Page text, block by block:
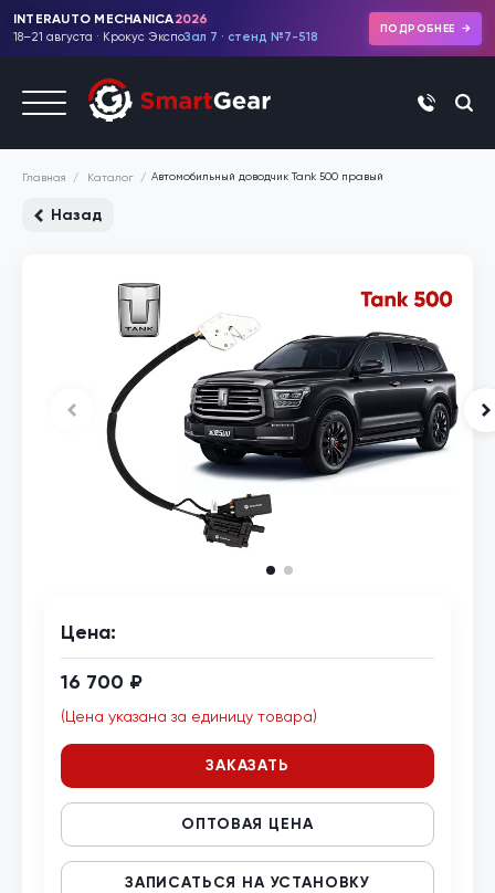
INTERAUTO MECHANICA2026
18–21 августа · Крокус ЭкспоЗал 7 · стенд №7-518
ПОДРОБНЕЕ
+7 (495)
Главная Каталог Автомобильный доводчик Tank 500 правый
Назад
Цена:
16 700 ₽
(Цена указана за единицу товара)
ЗАКАЗАТЬ
ОПТОВАЯ ЦЕНА
ЗАПИСАТЬСЯ НА УСТАНОВКУ